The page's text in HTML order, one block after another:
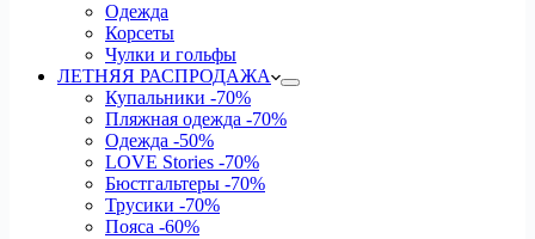
Одежда
Корсеты
Чулки и гольфы
ЛЕТНЯЯ РАСПРОДАЖА
Купальники -70%
Пляжная одежда -70%
Одежда -50%
LOVE Stories -70%
Бюстгальтеры -70%
Трусики -70%
Пояса -60%